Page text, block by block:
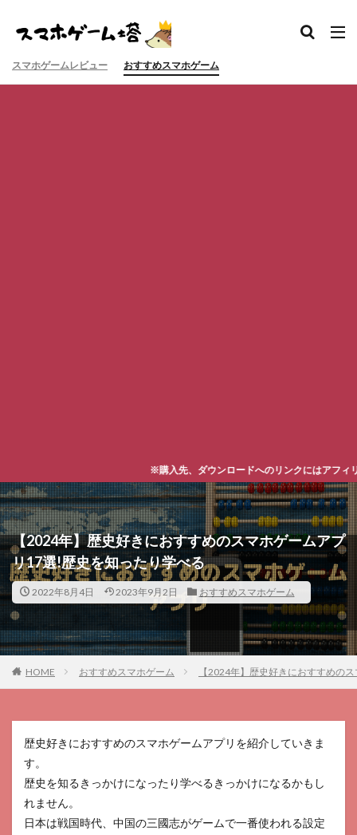
スマホゲームレビュー おすすめスマホゲーム
※購入先、ダウンロードへのリンクにはアフィリエイトタグが含まれてお
【2024年】歴史好きにおすすめのスマホゲームアプ
リ17選!歴史を知ったり学べる
2022年8月4日 2023年9月2日 おすすめスマホゲーム
HOME おすすめスマホゲーム 【2024年】歴史好きにおすすめの
歴史好きにおすすめのスマホゲームアプリを紹介していきま
す。
歴史を知るきっかけになったり学べるきっかけになるかもし
れません。
日本は戦国時代、中国の三國志がゲームで一番使われる設定